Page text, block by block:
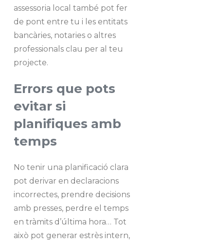
assessoria local també pot fer
de pont entre tu i les entitats
bancàries, notaries o altres
professionals clau per al teu
projecte.
Errors que pots
evitar si
planifiques amb
temps
No tenir una planificació clara
pot derivar en declaracions
incorrectes, prendre decisions
amb presses, perdre el temps
en tràmits d’última hora… Tot
això pot generar estrès intern,